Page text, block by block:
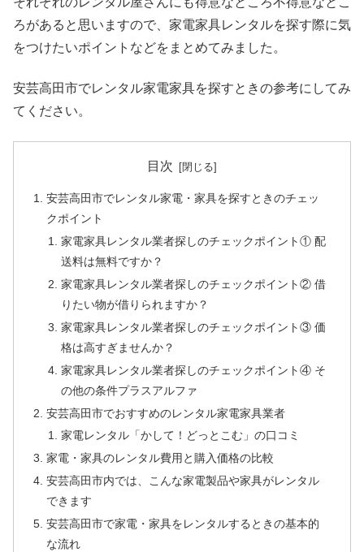
ろがあると思いますので、家電家具レンタルを探す際に気
をつけたいポイントなどをまとめてみました。
安芸高田市でレンタル家電家具を探すときの参考にしてみ
てください。
目次
安芸高田市でレンタル家電・家具を探すときのチェッ
クポイント
家電家具レンタル業者探しのチェックポイント① 配
送料は無料ですか？
家電家具レンタル業者探しのチェックポイント② 借
りたい物が借りられますか？
家電家具レンタル業者探しのチェックポイント③ 価
格は高すぎませんか？
家電家具レンタル業者探しのチェックポイント④ そ
の他の条件プラスアルファ
安芸高田市でおすすめのレンタル家電家具業者
家電レンタル「かして！どっとこむ」の口コミ
家電・家具のレンタル費用と購入価格の比較
安芸高田市内では、こんな家電製品や家具がレンタル
できます
安芸高田市で家電・家具をレンタルするときの基本的
な流れ